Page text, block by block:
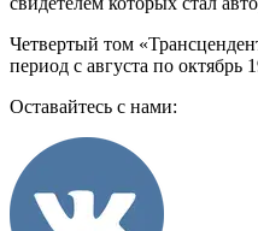
Четвертый том
период с августа по октябрь
Оставайтесь с нами: